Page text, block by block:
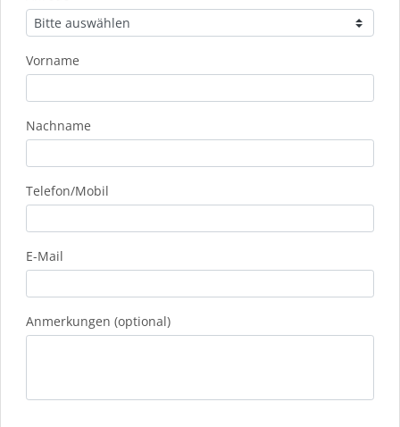
Vorname
Nachname
Telefon/Mobil
E-Mail
Anmerkungen (optional)